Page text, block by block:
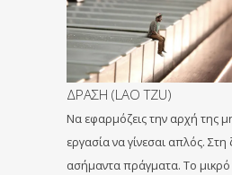
ΔΡΑΣΗ (LAO TZU)
Να εφαρμόζεις την αρχή της
εργασία να γίνεσαι απλός.
ασήμαντα πράγματα. Το μικρό